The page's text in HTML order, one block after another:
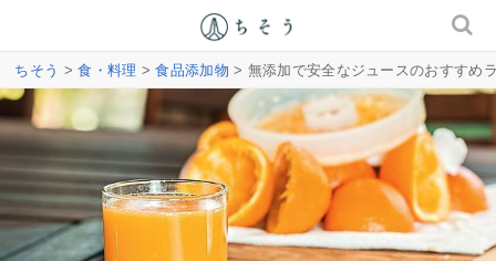
ちそう >食・料理 >食品添加物 > 無添加で安全なジュースのおすすめ